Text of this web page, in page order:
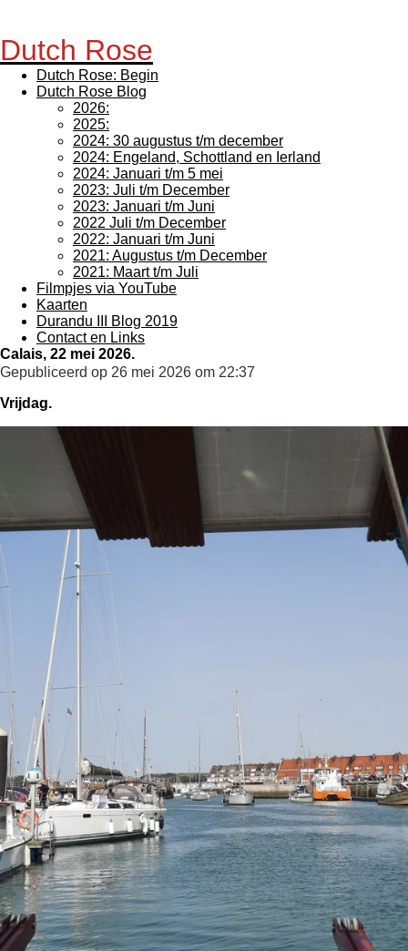
Dutch Rose
Dutch Rose: Begin
Dutch Rose Blog
2026:
2025:
2024: 30 augustus t/m december
2024: Engeland, Schottland en Ierland
2024: Januari t/m 5 mei
2023: Juli t/m December
2023: Januari t/m Juni
2022 Juli t/m December
2022: Januari t/m Juni
2021: Augustus t/m December
2021: Maart t/m Juli
Filmpjes via YouTube
Kaarten
Durandu III Blog 2019
Contact en Links
Calais, 22 mei 2026.
Gepubliceerd op 26 mei 2026 om 22:37
Vrijdag.